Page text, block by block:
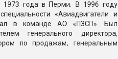
1973 года в Перми. В 1996 году
«Авиадвигатели и
в команде АО «ПЗСП». Был
генерального директора,
по продажам, генеральным